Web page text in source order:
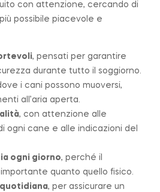
con attenzione, cercando di
possibile piacevole e
, pensati per garantire
durante tutto il soggiorno.
i cani possono muoversi,
all’aria aperta.
, con attenzione alle
ogni cane e alle indicazioni del
ogni giorno, perché il
quanto quello fisico.
quotidiana, per assicurare un